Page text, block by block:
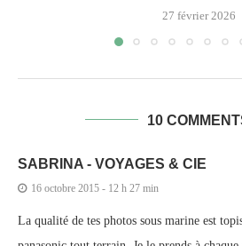
27 février 2026
10
SABRINA - VOYAGES & CIE
16 octobre 2015 - 12 h 27 min
La qualité de tes photos sous marine est